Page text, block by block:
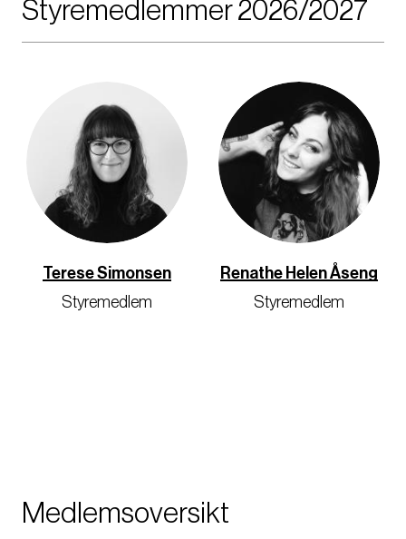
Styremedlemmer 2026/2027
Terese Simonsen
Styremedlem
Renathe Helen Åseng
Styremedlem
Medlemsoversikt